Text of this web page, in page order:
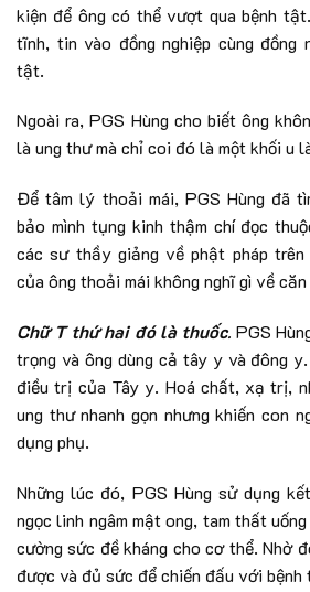
kiện để ông có thể vượt qua bệnh
tĩnh, tin vào đồng nghiệp cùng đồng
tật.
Ngoài ra, PGS Hùng cho biết ông
là ung thư mà chỉ coi đó là một khối u
Để tâm lý thoải mái, PGS Hùng đã
bảo mình tụng kinh thậm chí đọc
các sư thầy giảng về phật pháp
của ông thoải mái không nghĩ gì về căn
Chữ T thứ hai đó là thuốc.PGS
trọng và ông dùng cả tây y và đông
điều trị của Tây y. Hoá chất, xạ trị,
ung thư nhanh gọn nhưng khiến con
dụng phụ.
Những lúc đó, PGS Hùng sử dụng
ngọc linh ngâm mật ong, tam thất
cường sức đề kháng cho cơ thể. Nhờ
được và đủ sức để chiến đấu với bệnh